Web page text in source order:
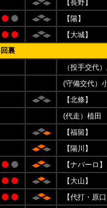
【長野】
【陽】
【大城】
裏
（投手交
(守備交代）
【北條】
(代走）植田
【福留】
【陽川】
【ナバーロ】
【大山】
【代打・原